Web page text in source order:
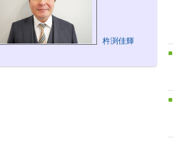
杵渕佳輝